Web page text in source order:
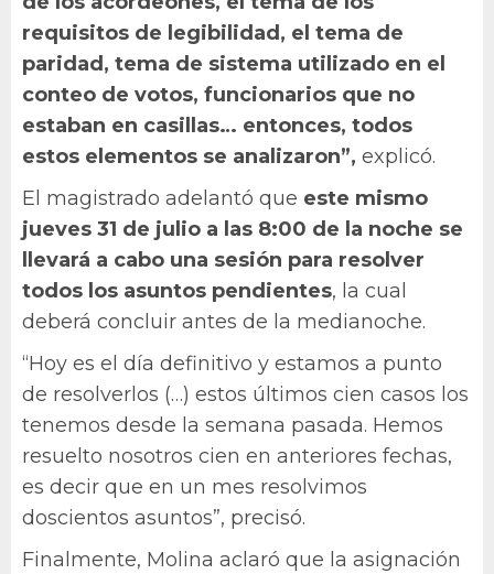
requisitos de legibilidad, el tema de
paridad, tema de sistema utilizado en el
conteo de votos, funcionarios que no
estaban en casillas… entonces, todos
estos elementos se analizaron”, explicó.
El magistrado adelantó que este mismo
jueves 31 de julio a las 8:00 de la noche se
llevará a cabo una sesión para resolver
todos los asuntos pendientes, la cual
deberá concluir antes de la medianoche.
“Hoy es el día definitivo y estamos a punto
de resolverlos (…) estos últimos cien casos los
tenemos desde la semana pasada. Hemos
resuelto nosotros cien en anteriores fechas,
es decir que en un mes resolvimos
doscientos asuntos”, precisó.
Finalmente, Molina aclaró que la asignación